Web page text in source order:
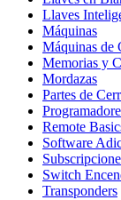
Llaves
Máquinas
Máquinas de
Memorias y
Mordazas
Partes de
Remote
Software
Switch
Transponders